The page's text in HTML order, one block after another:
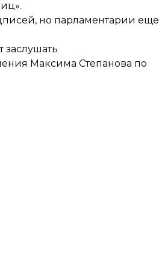
но парламентарии еще
заслушать
Максима Степанова по